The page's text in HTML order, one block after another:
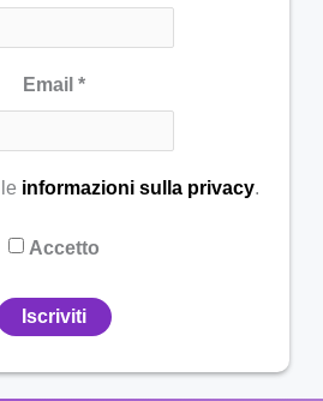
Email *
informazioni sulla privacy.
Accetto